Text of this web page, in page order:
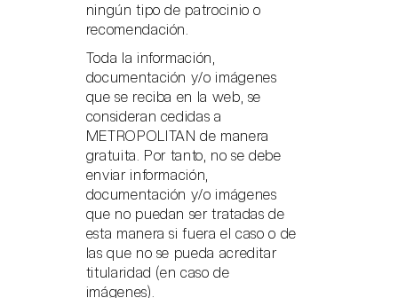
ningún tipo de patrocinio o
recomendación.
Toda la información,
documentación y/o imágenes
que se reciba en la web, se
consideran cedidas a
METROPOLITAN de manera
gratuita. Por tanto, no se debe
enviar información,
documentación y/o imágenes
que no puedan ser tratadas de
esta manera si fuera el caso o de
las que no se pueda acreditar
titularidad (en caso de
imágenes).